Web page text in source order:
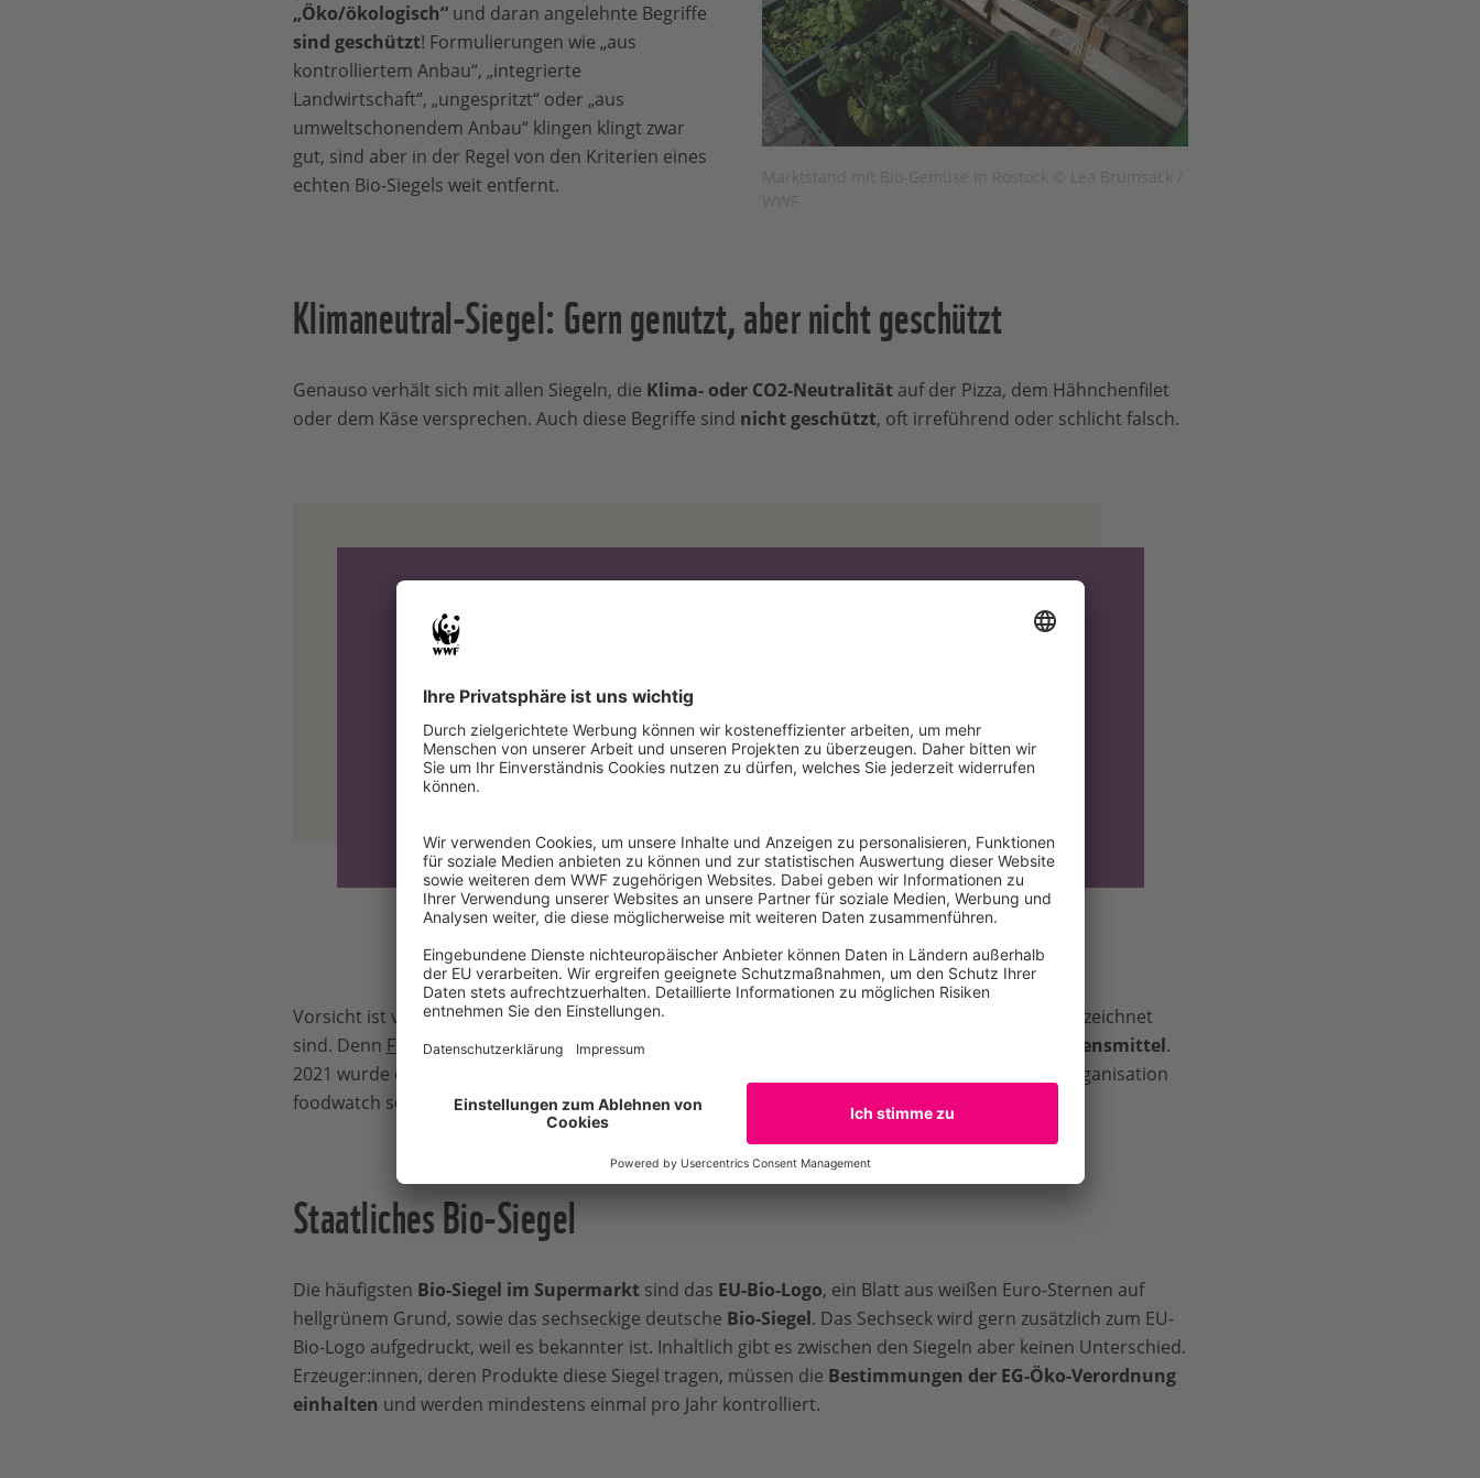
„Öko/ökologisch“und daran angelehnte Begriffe
sind geschützt! Formulierungen wie „aus
kontrolliertem Anbau“, „integrierte
Landwirtschaft“, „ungespritzt“ oder „aus
umweltschonendem Anbau“ klingen klingt zwar
gut, sind aber in der Regel von den Kriterien eines
echten Bio-Siegels weit entfernt.
Klimaneutral-Siegel: Gern genutzt, aber nicht geschützt
Genauso verhält sich mit allen Siegeln, die Klima- oder CO2-Neutralitätauf der Pizza, dem Hähnchenfilet
oder dem Käse versprechen. Auch diese Begriffe sind nicht geschützt, oft irreführend oder schlicht falsch.
„Viele Unternehmen kaufen CO2-Zertifikate, mit denen sie dann ihre
Emissionen „neutral“ rechnen. Damit ist aber noch kein Klimaschutz
geschehen, keine Emissionen reduziert und schon gar kein klimaneutrales
Produkt hergestellt worden.“
Vorsicht ist vor allem geboten, wenntierische Produkte als vermeintlich klimaneutral
ausgezeichnet
sind. Denn Fleisch, Milch und Käse sind in der Regel klimaschädlicher als rein pflanzliche Lebensmittel.
2021 wurde ein als klimaneutral gekennzeichnetes Hähnchenfilet von der Verbraucherschutzorganisation
foodwatch sogar zur Werbelüge des Jahres gekürt.
Staatliches Bio-Siegel
Die häufigsten Bio-Siegel im Supermarktsind das EU-Bio-Logo, ein Blatt aus weißen Euro-Sternen auf
hellgrünem Grund, sowie das sechseckige deutsche Bio-Siegel. Das Sechseck wird gern zusätzlich zum EU-
Bio-Logo aufgedruckt, weil es bekannter ist. Inhaltlich gibt es zwischen den Siegeln aber keinen Unterschied.
Erzeuger:innen, deren Produkte diese Siegel tragen, müssen die Bestimmungen der EG-Öko-Verordnung
einhalten und werden mindestens einmal pro Jahr kontrolliert.